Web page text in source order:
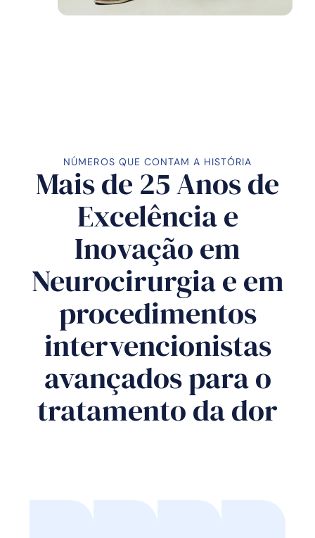
NÚMEROS QUE CONTAM A HISTÓRIA
Mais de 25 Anos de
Excelência e
Inovação em
Neurocirurgia e em
procedimentos
intervencionistas
avançados para o
tratamento da dor